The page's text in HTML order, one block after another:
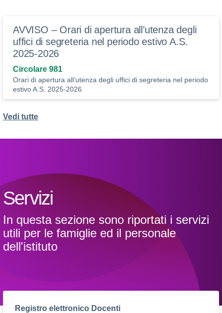
AVVISO – Orari di apertura all’utenza degli
uffici di segreteria nel periodo estivo A.S.
2025-2026
Circolare 981
Orari di apertura all’utenza degli uffici di segreteria nel periodo
estivo A.S. 2025-2026
Vedi tutte
Servizi
In questa sezione sono riportati i servizi
utili per le famiglie ed il personale
dell'istituto
Registro elettronico Docenti